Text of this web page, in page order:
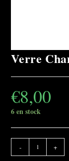
Verre
€8,00
6 en stock
de
- +